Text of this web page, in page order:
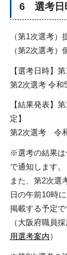
6 選考日
（第1次選考
（第2次選考）
【選考日時】
第2次選考 令和
【結果発表】
定】
第2次選考 令
※選考の結果は
で通知します。
また、第2次選
日の午前10時
掲載する予定で
（大阪府職員
用選考案内）